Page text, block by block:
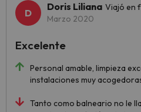
Doris Liliana Viajó en
Marzo 2020
Personal amable, limpieza
instalaciones muy
Tanto como balneario no le
Excelente